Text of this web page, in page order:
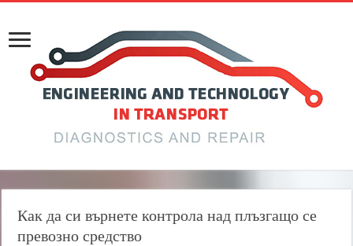
Как да си върнете контрола над плъзгащо се
превозно средство